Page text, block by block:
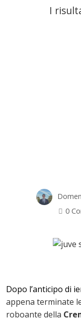
I
0
Dopo l’anticipo di
appena terminate
roboante della